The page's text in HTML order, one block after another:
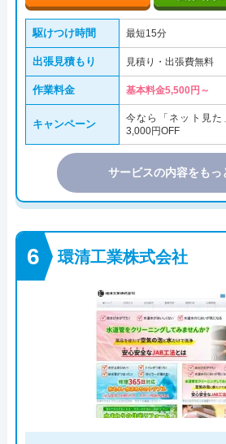
駆けつけ時間 最短15分
出張見積もり 見積り・出張費無料
作業料金 基本料金5,500円～
キャンペーン
今なら「ネット見た
3,000円OFF
サービスの内容をもっ
環清工業株式会社